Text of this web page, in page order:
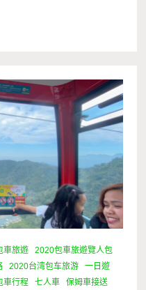
車旅遊
2020包車旅遊覽人包
2020台湾包车旅游
一日遊
車行程 七人車
保姆車接送